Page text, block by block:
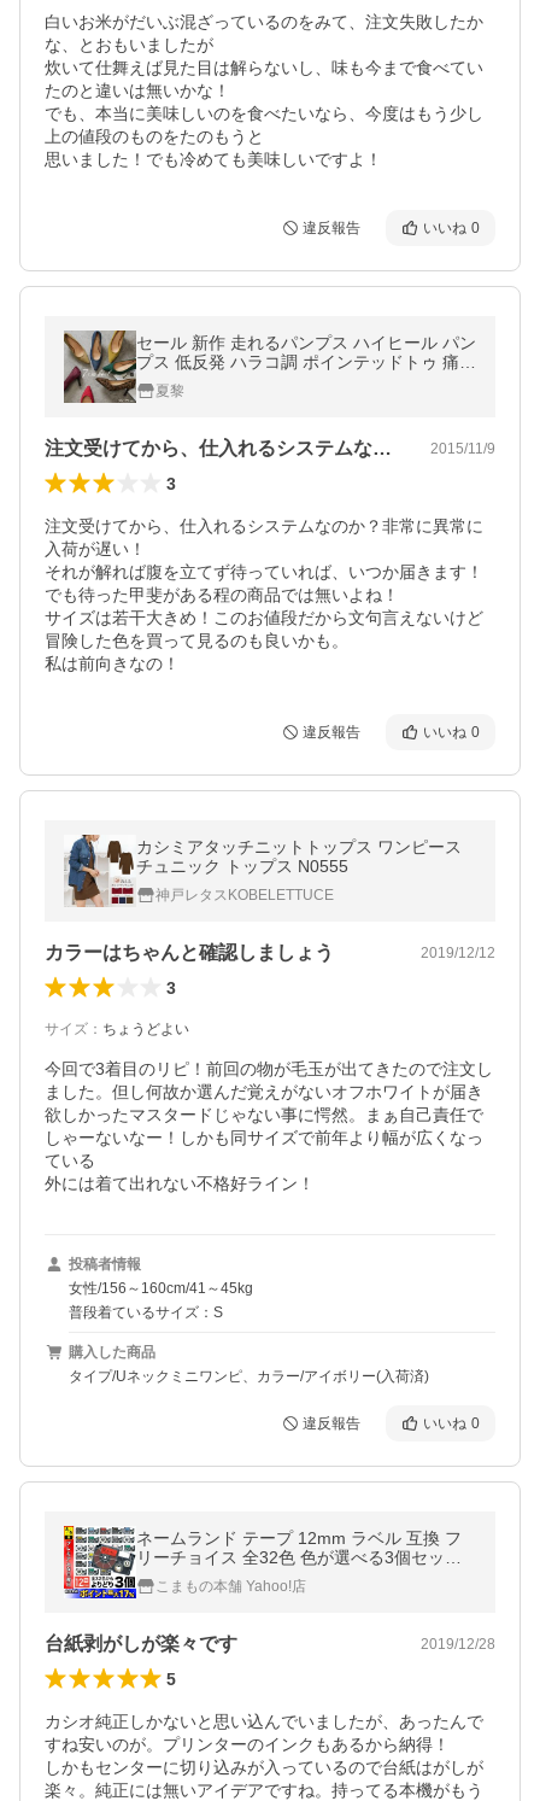
白いお米がだいぶ混ざっているのをみて、注文失敗したか
な、とおもいましたが
炊いて仕舞えば見た目は解らないし、味も今まで食べてい
たのと違いは無いかな！
でも、本当に美味しいのを食べたいなら、今度はもう少し
上の値段のものをたのもうと
思いました！でも冷めても美味しいですよ！
違反報告 いいね 0
セール 新作 走れるパンプス ハイヒール パン
プス 低反発 ハラコ調 ポインテッドトゥ 痛く
ない スウェード調 送料無料
夏黎
注文受けてから、仕入れるシステムなのか… 2015/11/9
3
注文受けてから、仕入れるシステムなのか？非常に異常に
入荷が遅い！
それが解れば腹を立てず待っていれば、いつか届きます！
でも待った甲斐がある程の商品では無いよね！
サイズは若干大きめ！このお値段だから文句言えないけど
冒険した色を買って見るのも良いかも。
私は前向きなの！
違反報告 いいね 0
カシミアタッチニットトップス ワンピース
チュニック トップス N0555
神戸レタスKOBELETTUCE
カラーはちゃんと確認しましょう 2019/12/12
3
サイズ ： ちょうどよい
今回で3着目のリピ！前回の物が毛玉が出てきたので注文し
ました。但し何故か選んだ覚えがないオフホワイトが届き
欲しかったマスタードじゃない事に愕然。まぁ自己責任で
しゃーないなー！しかも同サイズで前年より幅が広くなっ
ている
外には着て出れない不格好ライン！
投稿者情報
女性/156～160cm/41～45kg
普段着ているサイズ：S
購入した商品
タイプ/Uネックミニワンピ、カラー/アイボリー(入荷済)
違反報告 いいね 0
ネームランド テープ 12mm ラベル 互換 フ
リーチョイス 全32色 色が選べる3個セット
カシオ 用
こまもの本舗 Yahoo!店
台紙剥がしが楽々です 2019/12/28
5
カシオ純正しかないと思い込んでいましたが、あったんで
すね安いのが。プリンターのインクもあるから納得！
しかもセンターに切り込みが入っているので台紙はがしが
楽々。純正には無いアイデアですね。持ってる本機がもう